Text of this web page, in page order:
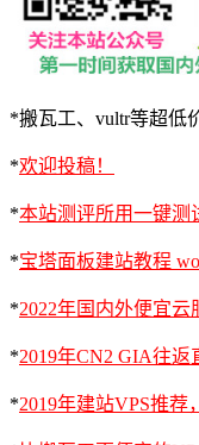
*搬瓦工、vultr等超低
*欢迎投稿！
*本站测评所用一键测
*宝塔面板建站教程
*2022年国内外便宜云
*2019年CN2 GIA往返
*2019年建站VPS推